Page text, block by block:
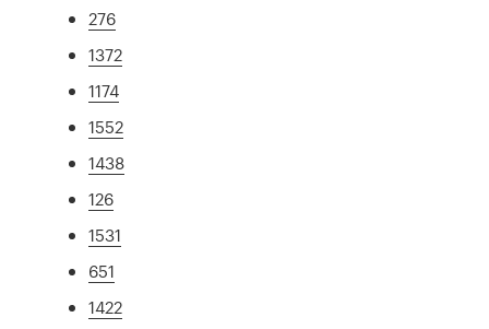
276
1372
1174
1552
1438
126
1531
651
1422